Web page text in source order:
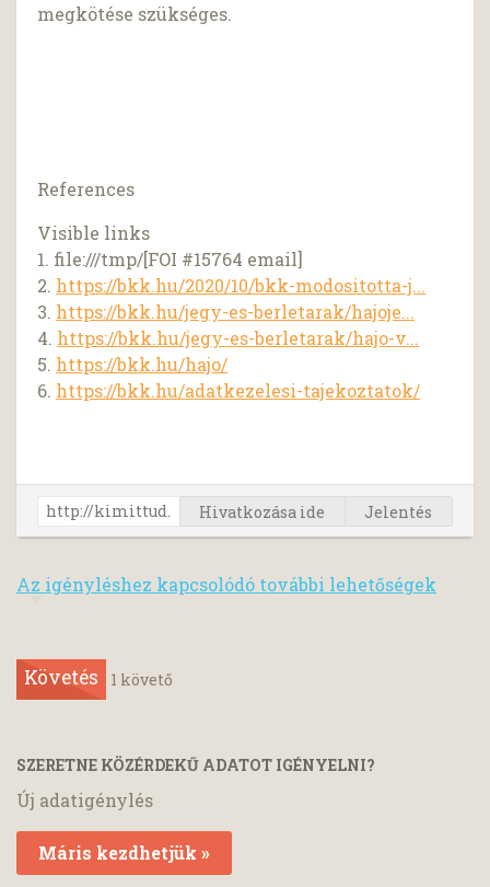
megkötése szükséges.
References
Visible links
1. file:///tmp/[FOI #15764 email]
2. https://bkk.hu/2020/10/bkk-modositotta-j...
3. https://bkk.hu/jegy-es-berletarak/hajoje...
4. https://bkk.hu/jegy-es-berletarak/hajo-v...
5. https://bkk.hu/hajo/
6. https://bkk.hu/adatkezelesi-tajekoztatok/
Hivatkozása ide Jelentés
Az igényléshez kapcsolódó további lehetőségek
Követés 1 követő
SZERETNE KÖZÉRDEKŰ ADATOT IGÉNYELNI?
Új adatigénylés
Máris kezdhetjük »